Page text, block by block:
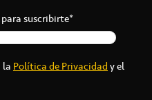
suscribirte*
laPolítica de Privacidady el